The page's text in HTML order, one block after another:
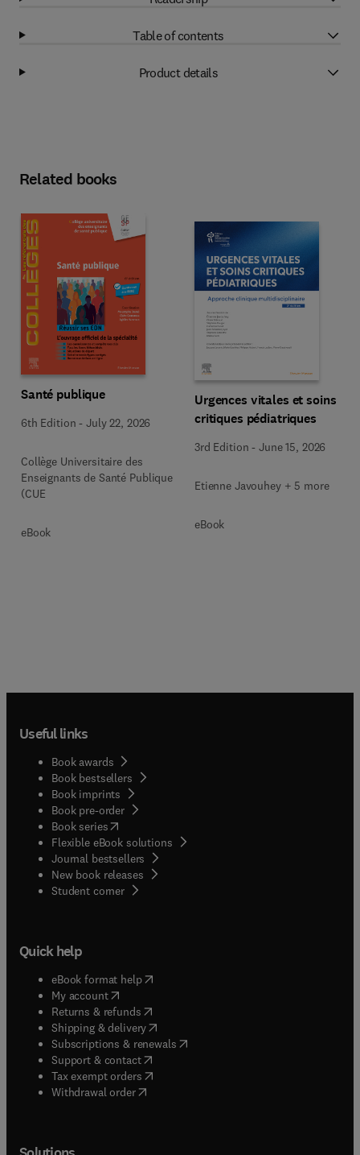
Table of contents
Product details
Related books
Santé publique
6th Edition -July 22, 2026
Collège Universitaire des
Enseignants de Santé Publique
(CUE
eBook
Urgences vitales et soins
critiques pédiatriques
3rd Edition -June 15, 2026
Etienne Javouhey + 5 more
eBook
Useful links
Book awards
Book bestsellers
Book imprints
Book pre-order
Book series(opens in new tab/window
Flexible eBook solutions
Journal bestsellers
New book releases
Student corner( opens in new tab/window
Quick help
eBook format help( opens in new tab/window
My account( opens in new tab/window
Returns & refunds( opens in new tab/window
Shipping & delivery(opens in new tab/window
Subscriptions & renewals( opens in new tab/window
Support & contact( opens in new tab/window
Tax exempt orders( opens in new tab/window
Withdrawal order